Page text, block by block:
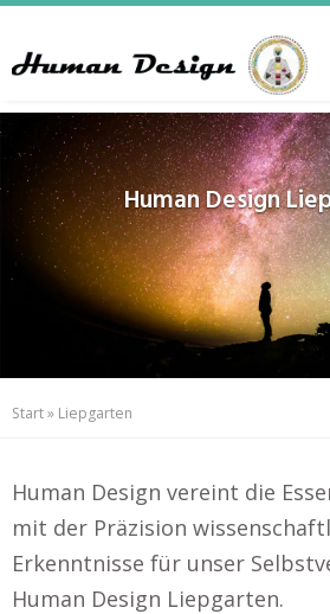
content
Human Design
Start» Liepgarten
Human Design vereint die
mit der Präzision
Erkenntnisse für unser
Human Design Liepgarten.